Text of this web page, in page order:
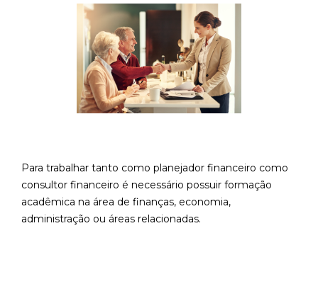
Para trabalhar tanto como planejador financeiro como
consultor financeiro é necessário possuir formação
acadêmica na área de finanças, economia,
administração ou áreas relacionadas.